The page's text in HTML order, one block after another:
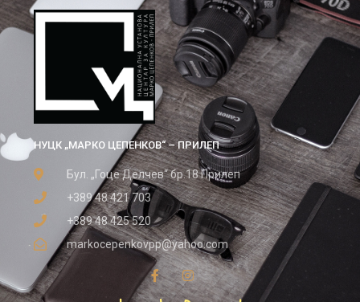
НУЦК „МАРКО ЦЕПЕНКОВ“ – ПРИЛЕП
Бул. „Гоце Делчев“ бр.18 Прилеп
+389 48 421 703
+389 48 425 520
markocepenkovpp@yahoo.com